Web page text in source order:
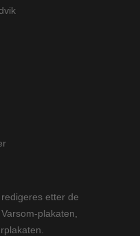
etter de
plakaten,